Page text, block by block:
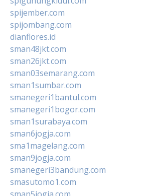
spijember.com
spijombang.com
dianflores.id
sman48jkt.com
sman26jkt.com
sman03semarang.com
sman1sumbar.com
smanegeri1bantul.com
smanegeri1bogor.com
sman1surabaya.com
sman6jogja.com
sma1magelang.com
sman9jogja.com
smanegeri3bandung.com
smasutomo1.com
sman5jogja.com